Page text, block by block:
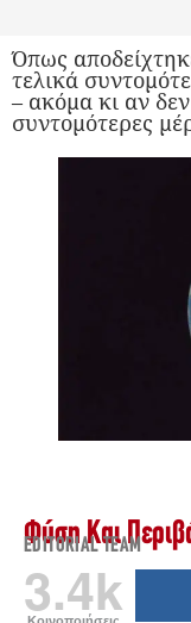
Όπως
τελικά
– ακόμα κι αν
συντομότερες
Φύση Και
EDITORIAL TEAM
3.4k